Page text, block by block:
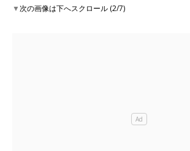
▼次の画像は下へスクロール (2/7)